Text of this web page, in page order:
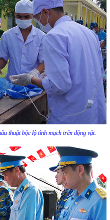
thuật bộc lộ tĩnh mạch trên động vật.